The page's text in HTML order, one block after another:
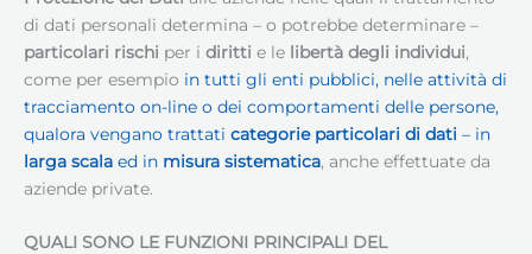
di dati personali determina – o potrebbe determinare –
particolari rischi per i diritti e le libertà degli individui,
come per esempio in tutti gli enti pubblici, nelle attività di
tracciamento on-line o dei comportamenti delle persone,
qualora vengano trattati categorie particolari di dati – in
larga scala ed in misura sistematica, anche effettuate da
aziende private.
QUALI SONO LE FUNZIONI PRINCIPALI DEL